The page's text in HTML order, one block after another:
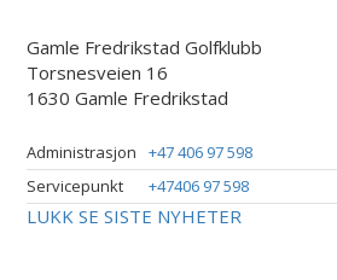
Gamle Fredrikstad Golfklubb
Torsnesveien 16
1630 Gamle Fredrikstad
Administrasjon
+47 406 97 598
Servicepunkt
+47406 97 598
LUKK SE SISTE NYHETER